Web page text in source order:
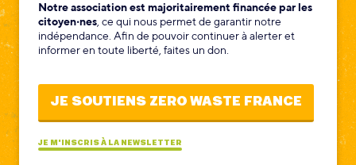
Notre association est majoritairement financée par les
citoyen‧nes, ce qui nous permet de garantir notre
indépendance. Afin de pouvoir continuer à alerter et
informer en toute liberté, faites un don.
JE SOUTIENS ZERO WASTE FRANCE
JE M'INSCRIS À LA NEWSLETTER